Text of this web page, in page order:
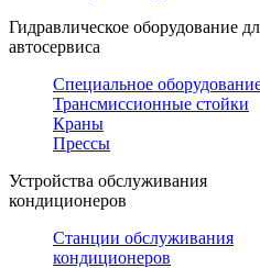
Гидравлическое оборудование
автосервиса
Специальное
Трансмиссионные стойки
Краны
Прессы
Устройства обслуживания
кондиционеров
Станции обслуживания
кондиционеров